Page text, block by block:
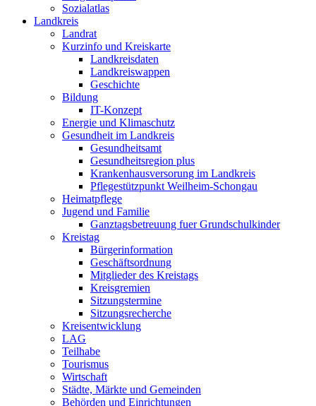
Sozialatlas
Landkreis
Landrat
Kurzinfo und Kreiskarte
Landkreisdaten
Landkreiswappen
Geschichte
Bildung
IT-Konzept
Energie und Klimaschutz
Gesundheit im Landkreis
Gesundheitsamt
Gesundheitsregion plus
Krankenhausversorung im Landkreis
Pflegestützpunkt Weilheim-Schongau
Heimatpflege
Jugend und Familie
Ganztagsbetreuung fuer Grundschulkinder
Kreistag
Bürgerinformation
Geschäftsordnung
Mitglieder des Kreistags
Kreisgremien
Sitzungstermine
Sitzungsrecherche
Kreisentwicklung
LAG
Teilhabe
Tourismus
Wirtschaft
Städte, Märkte und Gemeinden
Behörden und Einrichtungen